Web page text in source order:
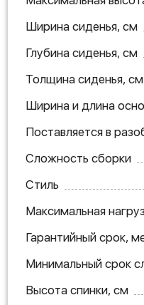
Ширина сиденья, см
Глубина сиденья, см
Толщина сиденья, см
Ширина и длина
Поставляется в
Сложность сборки
Стиль
Максимальная
Гарантийный срок,
Минимальный срок
Высота спинки, см